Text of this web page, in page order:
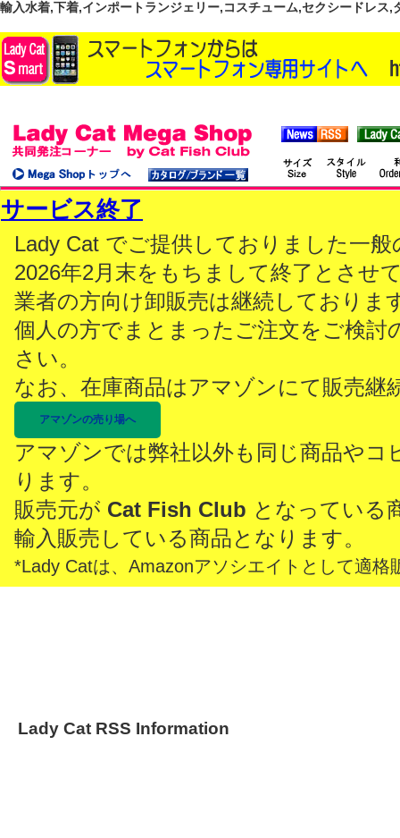
輸入水着,下着,インポートランジェリー,コスチューム,セクシードレス
サービス終了
Lady Cat でご提供しておりました一
2026年2月末をもちまして終了とさせ
業者の方向け卸販売は継続しておりま
個人の方でまとまったご注文をご検討
さい。
なお、在庫商品はアマゾンにて販売継
アマゾンの売り場へ
アマゾンでは弊社以外も同じ商品やコ
ります。
販売元が Cat Fish Club となっている
輸入販売している商品となります。
*Lady Catは、Amazonアソシエイトとして適格
Lady Cat RSS Information